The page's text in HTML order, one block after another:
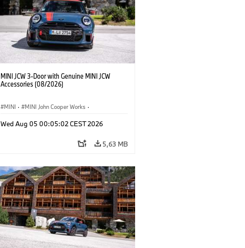
MINI JCW 3-Door with Genuine MINI JCW
Accessories (08/2026)
MINI · MINI John Cooper Works ·
Wed Aug 05 00:05:02 CEST 2026
5,63 MB